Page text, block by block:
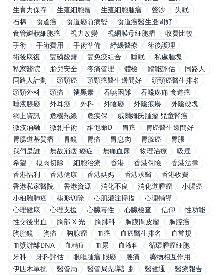
生育力保存
生殖細胞瘤 生殖細胞腫瘤 聲沙
失眠
石棉
食道癌 食道癌前病變
食道癌醫生邊間好
食管鱗狀細胞癌
視力改變 視網膜母細胞瘤
收費比較
手術
手術費用 手術準備 紓緩醫療
術後護理
術後康復
雙磷酸鹽 雙免疫組合 睡眠
私處腫塊
私家醫院
胎兒安全 疼痛管理 體檢 體能評估
同路人
同路人計劃
頭頸癌 頭頸癌醫生邊間好
頭頸癌醫生排名
頭頸外科
頭痛 褪黑素 吞嚥困難
吞嚥疼痛 食道癌
唾液腺癌
外耳癌 外科 外陰癌 外陰痕癢
外陰硬塊
網上資訊
危機熱線 危疾保
威爾姆氏腫瘤 兒童腎癌
微波消融
微創手術 維他命D 胃癌
胃癌醫生邊間好
胃腸道基質瘤
胃鏡 胃痛 胃息肉 胃腺癌
胃脹
我們是誰
無故消瘦 癌症 無痛血尿 物理治療
吸煙
希望
瘜肉切除 細胞治療 香港 香港保險
香港法律
香港福利
香港健康 香港媽媽 香港求醫
香港收費
香港私家醫院
香港資源 消化不良 消化道腫瘤
小腸癌
小細胞肺癌
楔形切除 心肌灌注掃描
心理輔導
心理健康
心理支援 心臟毒性 心臟檢查 信仰
性功能
性交後出血
胸部 X 光 胸肺科 胸膜間皮瘤
胸腔癌
胸腔鏡
胸痛 胸腺瘤 血癌 血癌醫生排名
血常規
血漿游離DNA
血精症 血尿 血液科
循環腫瘤細胞
牙科
牙科評估 眼眶腫瘤 眼癌 腰痛
藥物相互作用
伊匹木單抗
醫管局 醫管局先導計劃 醫健通
醫療報告